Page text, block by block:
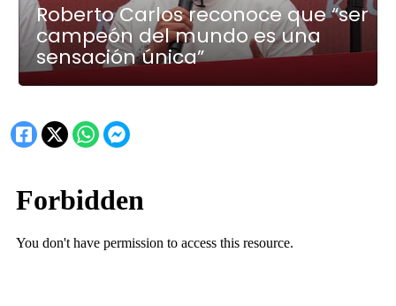
Roberto Carlos reconoce que “ser
campeón del mundo es una
sensación única”